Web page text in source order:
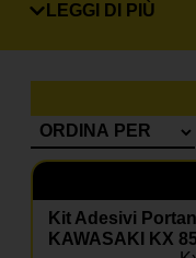
Il kit è compatibile
Sì, basta
prodotto.
Posso inserire il
Certo, le grafiche
Il materiale è
LEGGI DI PIÙ
Kit Adesivi
KAWASAKI KX